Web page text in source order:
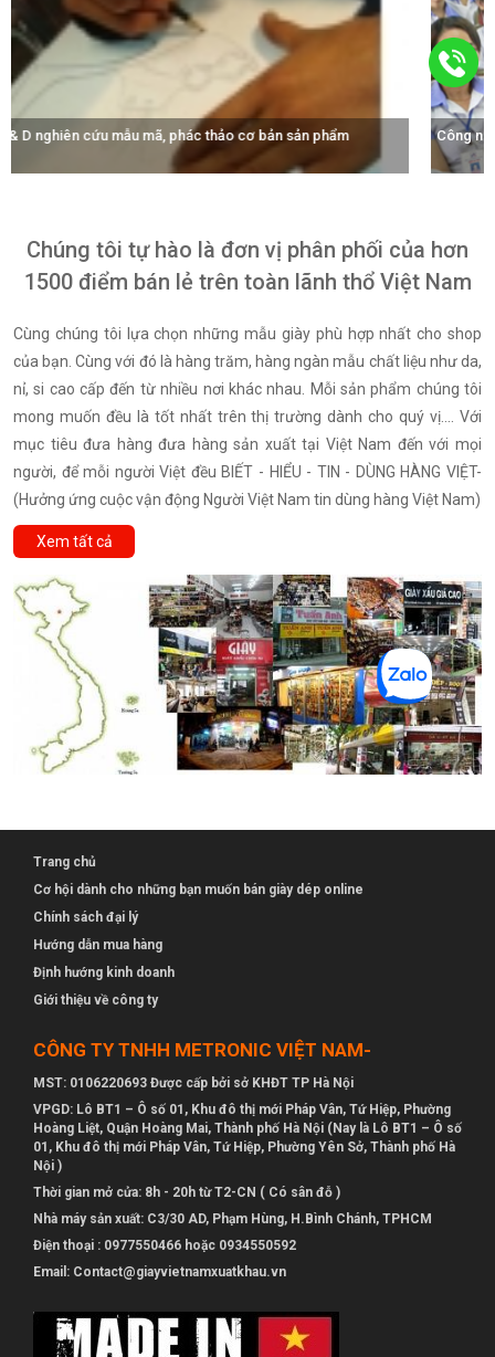
Công nhân tay nghề cao được đào tạo chuyên nghiệp, bài bản...
Chúng tôi tự hào là đơn vị phân phối của hơn
1500 điểm bán lẻ trên toàn lãnh thổ Việt Nam
Cùng chúng tôi lựa chọn những mẫu giày phù hợp nhất cho shop
của bạn. Cùng với đó là hàng trăm, hàng ngàn mẫu chất liệu như da,
nỉ, si cao cấp đến từ nhiều nơi khác nhau. Mỗi sản phẩm chúng tôi
mong muốn đều là tốt nhất trên thị trường dành cho quý vị.... Với
mục tiêu đưa hàng đưa hàng sản xuất tại Việt Nam đến với mọi
người, để mỗi người Việt đều BIẾT - HIỂU - TIN - DÙNG HÀNG VIỆT-
(Hưởng ứng cuộc vận động Người Việt Nam tin dùng hàng Việt Nam)
Xem tất cả
Trang chủ
Cơ hội dành cho những bạn muốn bán giày dép online
Chính sách đại lý
Hướng dẫn mua hàng
Định hướng kinh doanh
Giới thiệu về công ty
CÔNG TY TNHH METRONIC VIỆT NAM-
MST: 0106220693 Được cấp bởi sở KHĐT TP Hà Nội
VPGD: Lô BT1 – Ô số 01, Khu đô thị mới Pháp Vân, Tứ Hiệp, Phường
Hoàng Liệt, Quận Hoàng Mai, Thành phố Hà Nội (Nay là Lô BT1 – Ô số
01, Khu đô thị mới Pháp Vân, Tứ Hiệp, Phường Yên Sở, Thành phố Hà
Nội )
Thời gian mở cửa: 8h - 20h từ T2-CN ( Có sân đỗ )
Nhà máy sản xuất: C3/30 AD, Phạm Hùng, H.Bình Chánh, TPHCM
Điện thoại : 0977550466 hoặc 0934550592
Email: Contact@giayvietnamxuatkhau.vn